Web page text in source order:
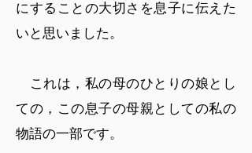
にすることの大切さを息子に伝えた
いと思いました。
これは，私の母のひとりの娘とし
ての，この息子の母親としての私の
物語の一部です。